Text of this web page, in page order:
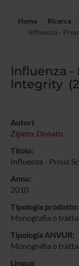
Home Ricerca
Influenza -
Influenza -
Integrity
Autori:
Zipeto, Donato
Titolo:
Influenza - Prous
Anno:
2010
Tipologia prodotto:
Monografia o
Tipologia ANVUR:
Monografia o
Lingua: